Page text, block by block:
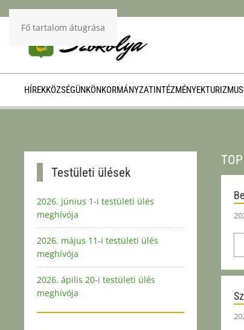
Fő tartalom átugrása
HÍREKKÖZSÉGÜNKÖNKORMÁNYZATINTÉZMÉNYEKTURIZMUS
Testületi ülések
2026. június 1-i testületi ülés
meghívója
2026. május 11-i testületi ülés
meghívója
2026. ápilis 20-i testületi ülés
meghívója